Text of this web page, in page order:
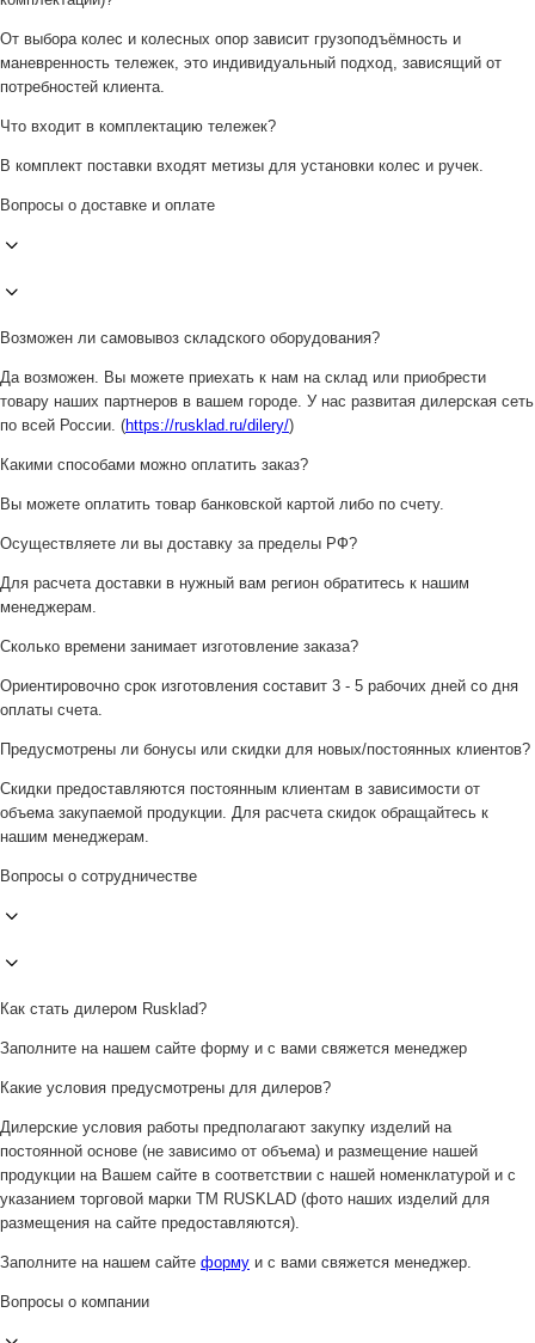
От выбора колес и колесных опор зависит грузоподъёмность и
маневренность тележек, это индивидуальный подход, зависящий от
потребностей клиента.
Что входит в комплектацию тележек?
В комплект поставки входят метизы для установки колес и ручек.
Вопросы о доставке и оплате
Возможен ли самовывоз складского оборудования?
Да возможен. Вы можете приехать к нам на склад или приобрести
товару наших партнеров в вашем городе. У нас развитая дилерская сеть
по всей России. (https://rusklad.ru/dilery/)
Какими способами можно оплатить заказ?
Вы можете оплатить товар банковской картой либо по счету.
Осуществляете ли вы доставку за пределы РФ?
Для расчета доставки в нужный вам регион обратитесь к нашим
менеджерам.
Сколько времени занимает изготовление заказа?
Ориентировочно срок изготовления составит 3 - 5 рабочих дней со дня
оплаты счета.
Предусмотрены ли бонусы или скидки для новых/постоянных клиентов?
Скидки предоставляются постоянным клиентам в зависимости от
объема закупаемой продукции. Для расчета скидок обращайтесь к
нашим менеджерам.
Вопросы о сотрудничестве
Как стать дилером Rusklad?
Заполните на нашем сайте форму и с вами свяжется менеджер
Какие условия предусмотрены для дилеров?
Дилерские условия работы предполагают закупку изделий на
постоянной основе (не зависимо от объема) и размещение нашей
продукции на Вашем сайте в соответствии с нашей номенклатурой и с
указанием торговой марки ТМ RUSKLAD (фото наших изделий для
размещения на сайте предоставляются).
Заполните на нашем сайте форму и с вами свяжется менеджер.
Вопросы о компании